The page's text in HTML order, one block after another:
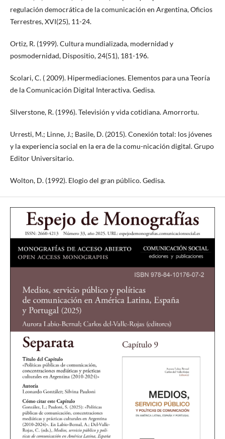
regulación democrática de la comunicación en Argentina, Oficios
Terrestres, XVI(25), 11-24.
Ortiz, R. (1999). Cultura mundializada, modernidad y
posmodernidad, Dispositio, 24(51), 181-196.
Scolari, C. ( 2009). Hipermediaciones. Elementos para una Teoría
de la Comunicación Digital Interactiva. Gedisa.
Silverstone, R. (1996). Televisión y vida cotidiana. Amorrortu.
Urresti, M.; Linne, J.; Basile, D. (2015). Conexión total: los jóvenes
y la experiencia social en la era de la comu-nicación digital. Grupo
Editor Universitario.
Wolton, D. (1992). Elogio del gran público. Gedisa.